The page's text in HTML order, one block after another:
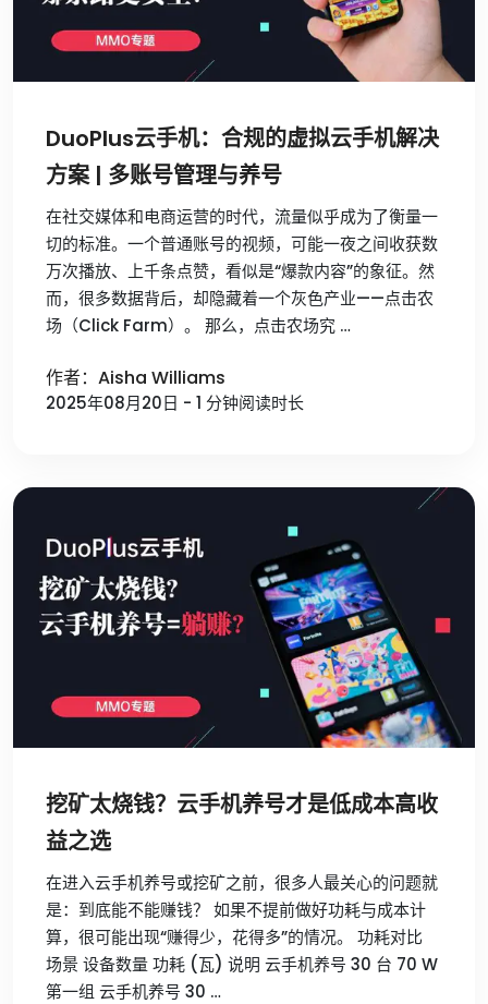
DuoPlus云手机：合规的虚拟云手机解决
方案 | 多账号管理与养号
在社交媒体和电商运营的时代，流量似乎成为了衡量一
切的标准。一个普通账号的视频，可能一夜之间收获数
万次播放、上千条点赞，看似是“爆款内容”的象征。然
而，很多数据背后，却隐藏着一个灰色产业——点击农
场（Click Farm）。 那么，点击农场究 …
作者：Aisha Williams
2025年08月20日 - 1 分钟阅读时长
挖矿太烧钱？云手机养号才是低成本高收
益之选
在进入云手机养号或挖矿之前，很多人最关心的问题就
是：到底能不能赚钱？ 如果不提前做好功耗与成本计
算，很可能出现“赚得少，花得多”的情况。 功耗对比
场景 设备数量 功耗 (瓦) 说明 云手机养号 30 台 70 W
第一组 云手机养号 30 …